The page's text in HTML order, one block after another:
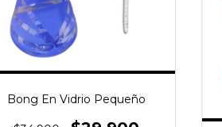
Bong En Vidrio Pequeño